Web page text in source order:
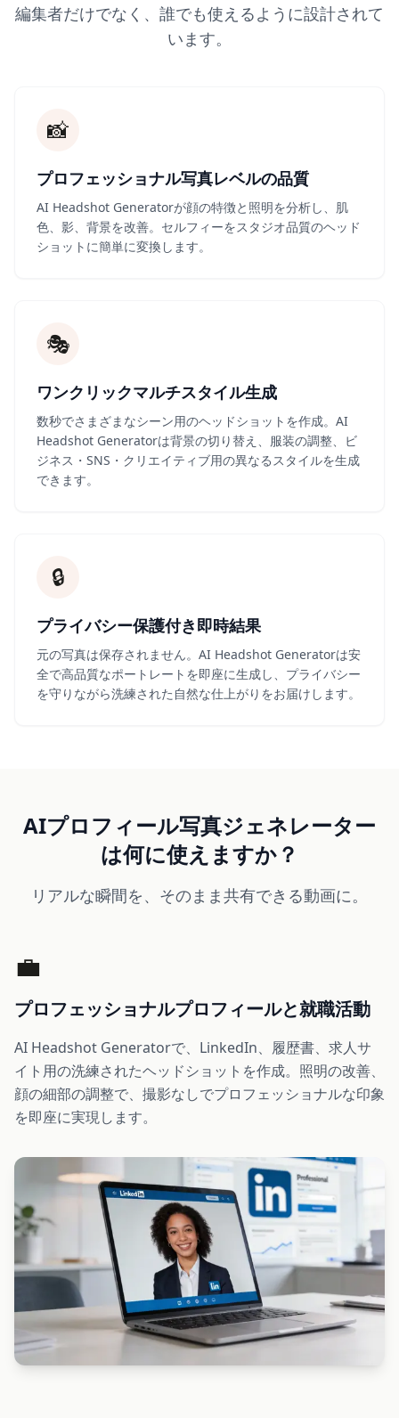
編集者だけでなく、誰でも使えるように設計されて
います。
📸
プロフェッショナル写真レベルの品質
AI Headshot Generatorが顔の特徴と照明を分析し、肌
色、影、背景を改善。セルフィーをスタジオ品質のヘッド
ショットに簡単に変換します。
🎭
ワンクリックマルチスタイル生成
数秒でさまざまなシーン用のヘッドショットを作成。AI
Headshot Generatorは背景の切り替え、服装の調整、ビ
ジネス・SNS・クリエイティブ用の異なるスタイルを生成
できます。
🔒
プライバシー保護付き即時結果
元の写真は保存されません。AI Headshot Generatorは安
全で高品質なポートレートを即座に生成し、プライバシー
を守りながら洗練された自然な仕上がりをお届けします。
AIプロフィール写真ジェネレーター
は何に使えますか？
リアルな瞬間を、そのまま共有できる動画に。
💼
プロフェッショナルプロフィールと就職活動
AI Headshot Generatorで、LinkedIn、履歴書、求人サ
イト用の洗練されたヘッドショットを作成。照明の改善、
顔の細部の調整で、撮影なしでプロフェッショナルな印象
を即座に実現します。